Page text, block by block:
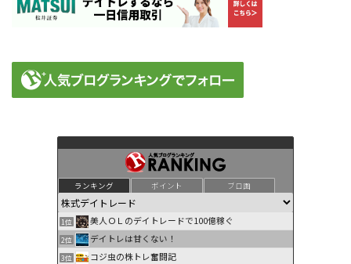
ランキング ポイント ブロ画
1位 美人ＯＬのデイトレードで100億稼ぐ
2位 デイトレは甘くない！
3位 コジ虫の株トレ奮闘記